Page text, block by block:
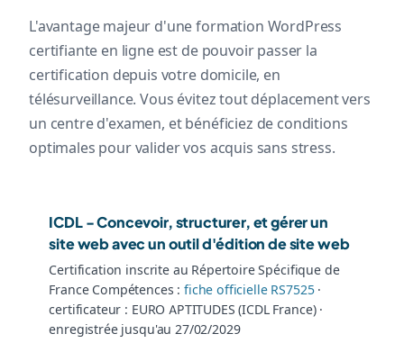
L'avantage majeur d'une formation WordPress
certifiante en ligne est de pouvoir passer la
certification depuis votre domicile, en
télésurveillance. Vous évitez tout déplacement vers
un centre d'examen, et bénéficiez de conditions
optimales pour valider vos acquis sans stress.
ICDL - Concevoir, structurer, et gérer un
site web avec un outil d'édition de site web
Certification inscrite au Répertoire Spécifique de
France Compétences :fiche officielle RS7525·
certificateur : EURO APTITUDES (ICDL France) ·
enregistrée jusqu'au 27/02/2029